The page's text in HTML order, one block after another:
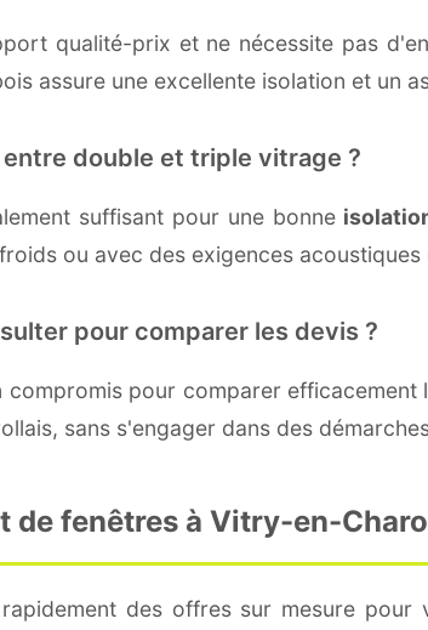
qualité-prix et ne nécessite pas
assure une excellente isolation et un
double et triple vitrage ?
suffisant pour une bonne
ou avec des exigences
pour comparer les devis ?
pour comparer
sans s'engager dans des
de fenêtres à Vitry-en-
des offres sur mesure